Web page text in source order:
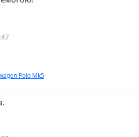
Polo Mk5